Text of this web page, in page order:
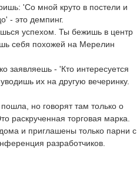
'Со мной круто в постели и
- это демпинг.
успехом. Ты бежишь в центр
себя похожей на Мерелин
заявляешь - 'Кто интересуется
их на другую вечеринку.
но говорят там только о
раскрученная торговая марка.
и приглашены только парни с
разработчиков.